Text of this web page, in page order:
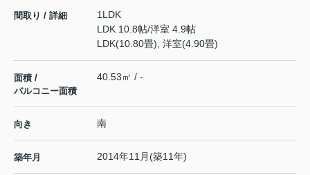
間取り / 詳細
1LDK
LDK 10.8帖/洋室 4.9帖
LDK(10.80畳), 洋室(4.90畳)
面積 /
バルコニー面積
40.53㎡ / -
向き 南
築年月 2014年11月(築11年)